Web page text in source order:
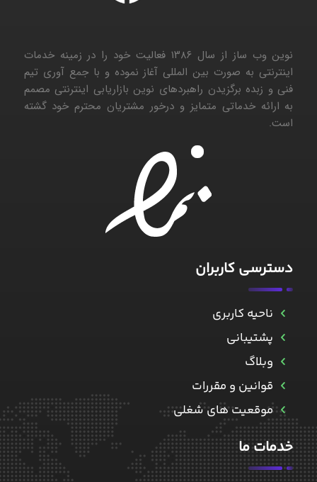
نوین وب ساز از سال ۱۳۸۶ فعالیت خود را در زمینه خدمات
اینترنتی به صورت بین المللی آغاز نموده و با جمع آوری تیم
فنی و زبده برگزیدن راهبردهای نوین بازاریابی اینترنتی مصمم
به ارائه خدماتی متمایز و درخور مشتریان محترم خود گشته
است.
دسترسی کاربران
ناحیه کاربری
پشتیبانی
وبلاگ
قوانین و مقررات
موقعیت های شغلی
خدمات ما